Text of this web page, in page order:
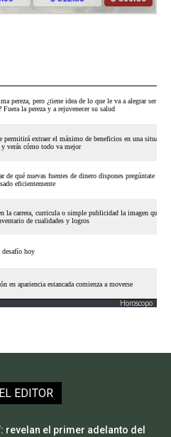
Horoscopo
EDITOR
revelan el primer adelanto del